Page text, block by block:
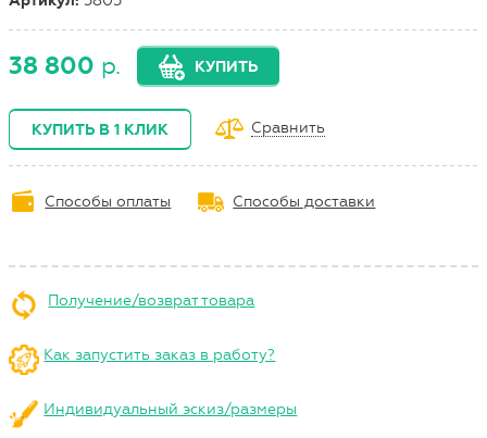
38 800 р. КУПИТЬ
КУПИТЬ В 1 КЛИК Сравнить
Способы оплаты Способы доставки
Получение/возврат товара
Как запустить заказ в работу?
Индивидуальный эскиз/размеры